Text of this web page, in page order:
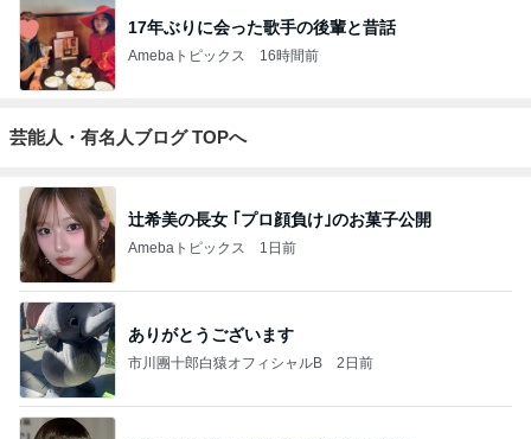
17年ぶりに会った歌手の後輩と昔話
Amebaトピックス 16時間前
芸能人・有名人ブログ TOPへ
辻希美の長女 ｢プロ顔負け｣のお菓子公開
Amebaトピックス 1日前
ありがとうございます
市川團十郎白猿オフィシャルB 2日前